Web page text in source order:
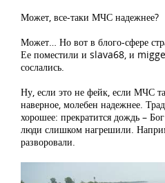
Может, все-таки МЧС надежнее?
Может… Но вот в блого-сфере
Ее поместили и slava68, и
сослались.
Ну, если это не фейк, если МЧС
наверное, молебен надежнее.
хорошее: прекратится дождь –
люди слишком нагрешили.
разворовали.